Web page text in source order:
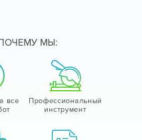
МЫ:
все
Профессиональный
инструмент